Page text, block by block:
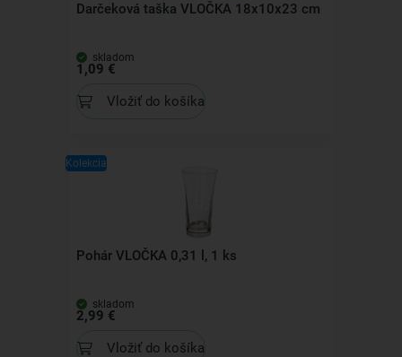
Darčeková taška VLOČKA 18x10x23 cm
skladom
1,09 €
Vložiť do košíka
Kolekcia
Pohár VLOČKA 0,31 l, 1 ks
skladom
2,99 €
Vložiť do košíka